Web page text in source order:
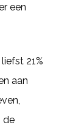
een
21%
aan
de